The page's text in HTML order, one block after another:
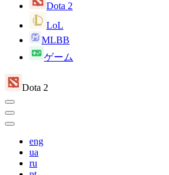
Dota 2
LoL
MLBB
ゲーム
Dota 2
eng
ua
ru